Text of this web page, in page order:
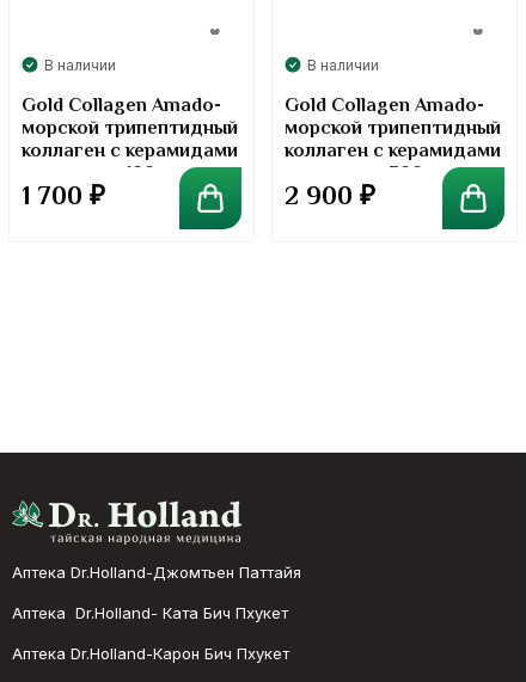
В наличии
Gold Collagen Amado-
морской трипептидный
коллаген с керамидами
в порошке. 100 грамм
1 700 ₽
В наличии
Gold Collagen Amado-
морской трипептидный
коллаген с керамидами
в порошке. 300 грамм
2 900 ₽
Аптека Dr.Holland-Джомтьен Паттайя
Аптека Dr.Holland- Ката Бич Пхукет
Аптека Dr.Holland-Карон Бич Пхукет